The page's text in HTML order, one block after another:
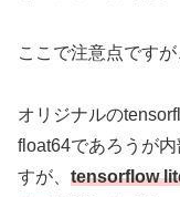
ここで注意点ですが
オリジナルの
float64であろうが
すが、 tensorflow